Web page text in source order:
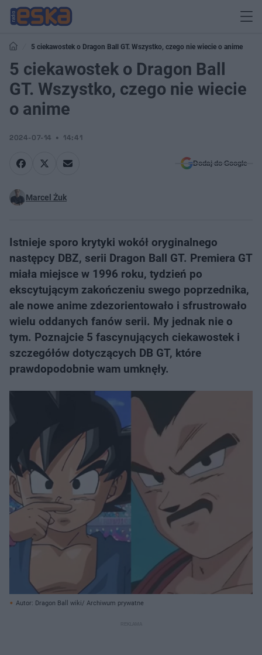
5 ciekawostek o Dragon Ball GT. Wszystko, czego nie wiecie o anime
5 ciekawostek o Dragon Ball
GT. Wszystko, czego nie wiecie
o anime
2024-07-14 14:41
Dodaj do Google
Marcel Żuk
Istnieje sporo krytyki wokół oryginalnego
następcy DBZ, serii Dragon Ball GT. Premiera GT
miała miejsce w 1996 roku, tydzień po
ekscytującym zakończeniu swego poprzednika,
ale nowe anime zdezorientowało i sfrustrowało
wielu oddanych fanów serii. My jednak nie o
tym. Poznajcie 5 fascynujących ciekawostek i
szczegółów dotyczących DB GT, które
prawdopodobnie wam umknęły.
Autor: Dragon Ball wiki/ Archiwum prywatne